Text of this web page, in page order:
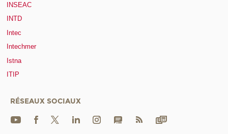
INSEAC
INTD
Intec
Intechmer
Istna
ITIP
RÉSEAUX SOCIAUX